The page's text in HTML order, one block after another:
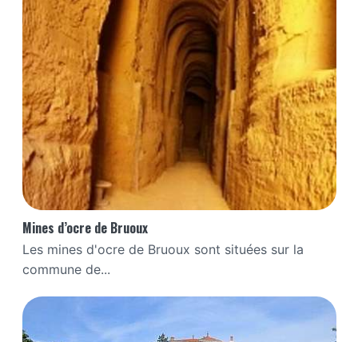
Mines d’ocre de Bruoux
Les mines d'ocre de Bruoux sont situées sur la
commune de...